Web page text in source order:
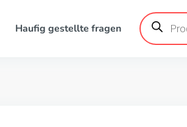
Haufig gestellte fragen
Products
search